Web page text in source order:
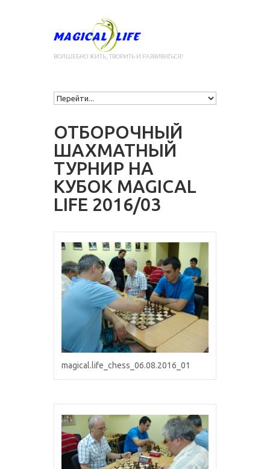
ВОЛШЕБНО ЖИТЬ, ТВОРИТЬ И РАЗВИВАТЬСЯ!
ОТБОРОЧНЫЙ
ШАХМАТНЫЙ
ТУРНИР НА
КУБОК MAGICAL
LIFE 2016/03
magical.life_chess_06.08.2016_01